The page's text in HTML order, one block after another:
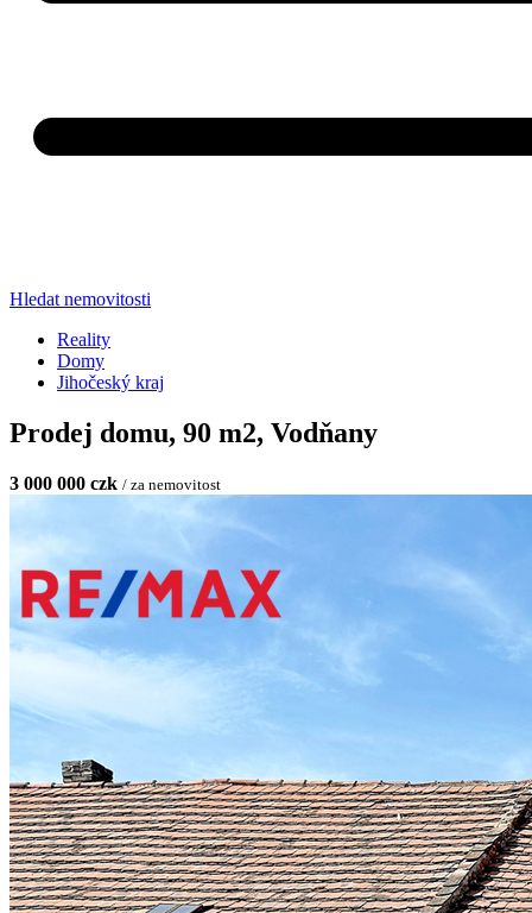
Hledat nemovitosti
Reality
Domy
Jihočeský kraj
Prodej domu, 90 m2, Vodňany
3 000 000 czk / za nemovitost